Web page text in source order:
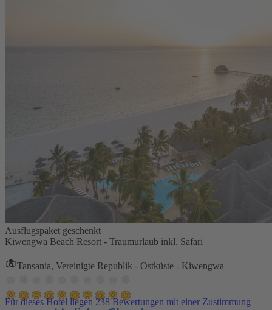
Ausflugspaket geschenkt
Kiwengwa Beach Resort - Traumurlaub inkl. Safari
Tansania, Vereinigte Republik - Ostküste - Kiwengwa
Für dieses Hotel liegen 238 Bewertungen mit einer Zustimmung